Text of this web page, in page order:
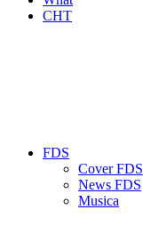
CHT
FDS
Cover FDS
News FDS
Musica